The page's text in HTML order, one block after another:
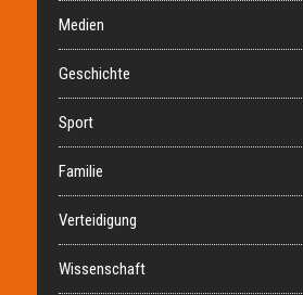
Medien
Geschichte
Sport
Familie
Verteidigung
Wissenschaft